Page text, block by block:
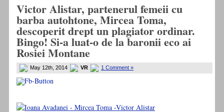
Victor Alistar, partenerul femeii cu
barba autohtone, Mircea Toma,
descoperit drept un plagiator ordinar.
Bingo! Si-a luat-o de la baronii eco ai
Rosiei Montane
May 12th, 2014 VR 1 Comment »